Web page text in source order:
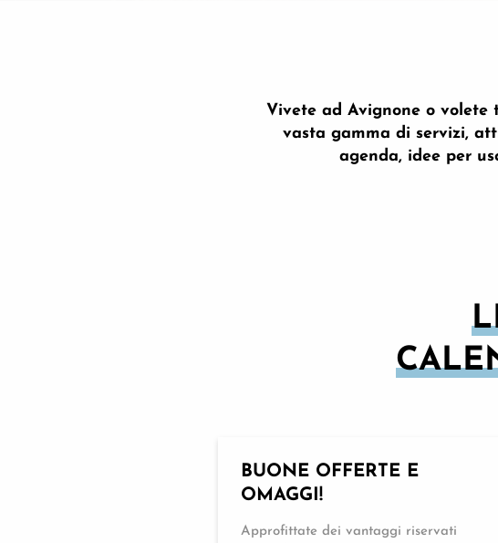
Vivete ad Avignone o volete
vasta gamma di servizi,
agenda, idee per
BUONE OFFERTE E
OMAGGI!
Approfittate dei vantaggi riservati